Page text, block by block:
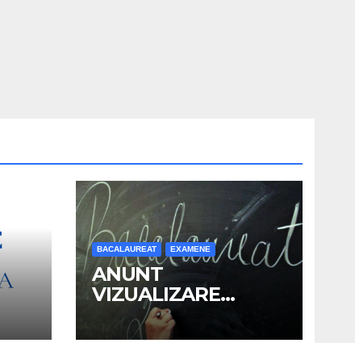
BACALAUREAT EXAMENE
ANUNT
VIZUALIZARE
LUCRARI SI
DEPUNERE